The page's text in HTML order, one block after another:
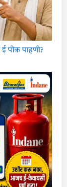
पीक पाहणी?